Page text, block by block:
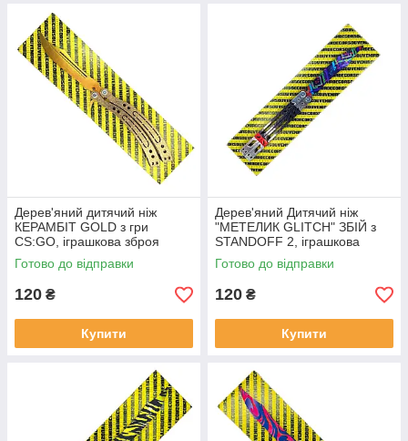
Дерев'яний дитячий ніж
КЕРАМБІТ GOLD з гри
CS:GO, іграшкова зброя
Готово до відправки
120 ₴
Купити
Дерев'яний Дитячий ніж
"МЕТЕЛИК GLITCH" ЗБІЙ з
STANDOFF 2, іграшкова
зброя
Готово до відправки
120 ₴
Купити